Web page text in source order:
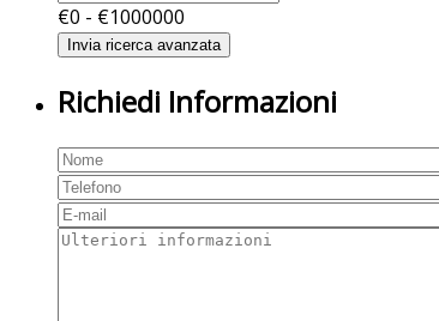
€0 - €1000000
Richiedi Informazioni